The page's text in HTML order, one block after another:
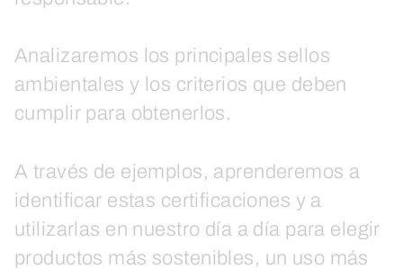
Analizaremos los principales sellos
ambientales y los criterios que deben
cumplir para obtenerlos.
A través de ejemplos, aprenderemos a
identificar estas certificaciones y a
utilizarlas en nuestro día a día para elegir
productos más sostenibles, un uso más